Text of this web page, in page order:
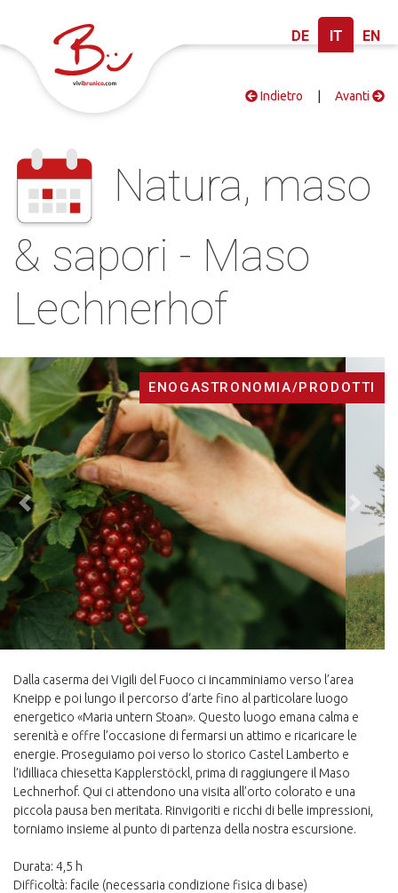
DE IT EN
Indietro Avanti
Natura, maso
& sapori - Maso
Lechnerhof
ENOGASTRONOMIA/PRODOTTI
Indietro Avanti
Dalla caserma dei Vigili del Fuoco ci incamminiamo verso l’area
Kneipp e poi lungo il percorso d‘arte fino al particolare luogo
energetico «Maria untern Stoan». Questo luogo emana calma e
serenità e offre l’occasione di fermarsi un attimo e ricaricare le
energie. Proseguiamo poi verso lo storico Castel Lamberto e
l’idilliaca chiesetta Kapplerstöckl, prima di raggiungere il Maso
Lechnerhof. Qui ci attendono una visita all’orto colorato e una
piccola pausa ben meritata. Rinvigoriti e ricchi di belle impressioni,
torniamo insieme al punto di partenza della nostra escursione.
Durata: 4,5 h
Difficoltà: facile (necessaria condizione fisica di base)